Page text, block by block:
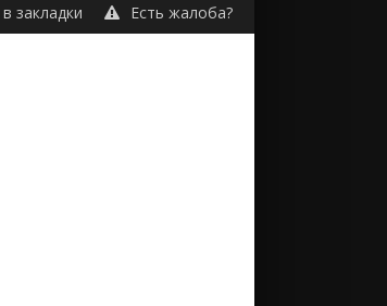
закладки Есть жалоба?